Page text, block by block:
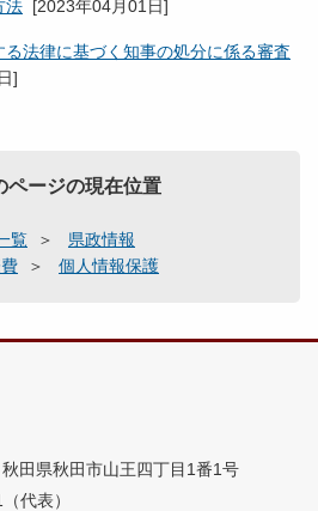
法 [2023年04月01日]
法律に基づく知事の処分に係る審査
]
ページの現在位置
覧
県政情報
個人情報保護
田県秋田市山王四丁目1番1号
代表）